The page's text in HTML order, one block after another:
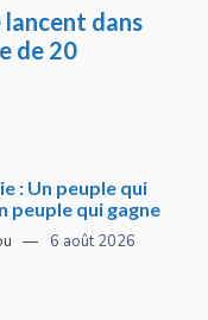
lancent dans
de 20
: Un peuple qui
peuple qui gagne
6 août 2026